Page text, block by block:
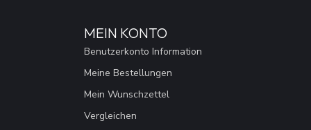
MEIN KONTO
Benutzerkonto Information
Meine Bestellungen
Mein Wunschzettel
Vergleichen